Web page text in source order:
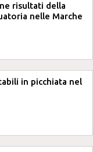
risultati della
nelle Marche
in picchiata nel